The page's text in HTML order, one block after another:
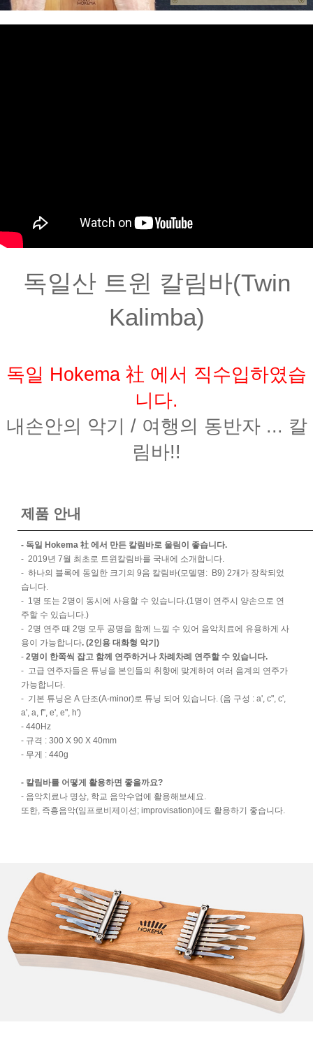
독일산 트윈 칼림바(Twin
Kalimba)
독일 Hokema 社 에서 직수입하였습
니다.
내손안의 악기 / 여행의 동반자 ... 칼
림바!!
제품 안내
- 독일 Hokema 社 에서 만든 칼림바로 울림이 좋습니다.
- 2019년 7월 최초로 트윈칼림바를 국내에 소개합니다.
- 하나의 블록에 동일한 크기의 9음 칼림바(모델명: B9) 2개가 장착되었
습니다.
- 1명 또는 2명이 동시에 사용할 수 있습니다.(1명이 연주시 양손으로 연
주할 수 있습니다.)
- 2명 연주 때 2명 모두 공명을 함께 느낄 수 있어 음악치료에 유용하게 사
용이 가능합니다. (2인용 대화형 악기 )
- 2명이 한쪽씩 잡고 함께 연주하거나 차례차례 연주할 수 있습니다.
- 고급 연주자들은 튜닝을 본인들의 취향에 맞게하여 여러 음계의 연주가
가능합니다.
- 기본 튜닝은 A 단조(A-minor)로 튜닝 되어 있습니다. (음 구성 : a', c", c',
a', a, f'', e', e", h')
- 440Hz
- 규격 : 300 X 90 X 40mm
- 무게 : 440g
- 칼림바를 어떻게 활용하면 좋을까요?
- 음악치료나 명상, 학교 음악수업에 활용해보세요.
또한, 즉흥음악(임프로비제이션; improvisation)에도 활용하기 좋습니다.